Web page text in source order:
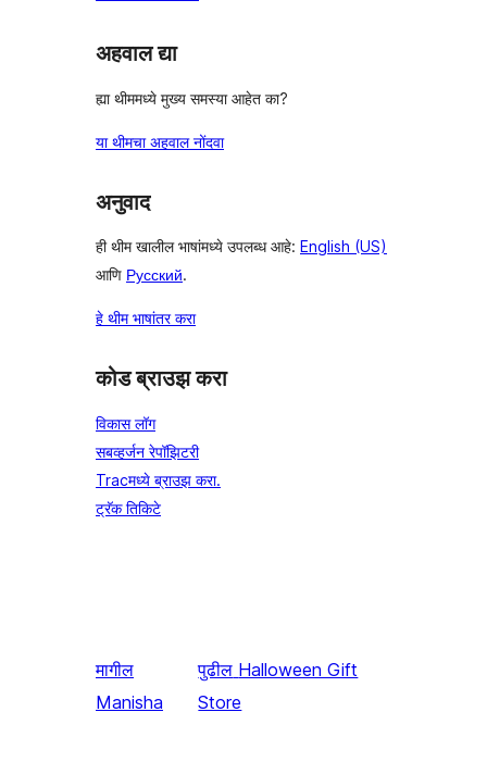
अहवाल द्या
ह्या थीममध्ये मुख्य समस्या आहेत का?
या थीमचा अहवाल नोंदवा
अनुवाद
ही थीम खालील भाषांमध्ये उपलब्ध आहे: English (US)
आणि Русский.
हे थीम भाषांतर करा
कोड ब्राउझ करा
विकास लॉग
सबव्हर्जन रेपॉझिटरी
Tracमध्ये ब्राउझ करा.
ट्रॅक तिकिटे
मागील
Manisha
पुढील Halloween Gift
Store